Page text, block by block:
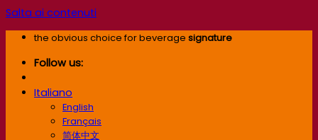
Salta ai contenuti
the obvious choice for beverage signature
Follow us:
Italiano
English
Français
简体中文